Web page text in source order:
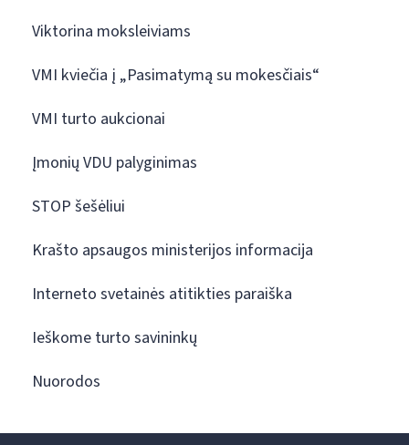
Viktorina moksleiviams
VMI kviečia į „Pasimatymą su mokesčiais“
VMI turto aukcionai
Įmonių VDU palyginimas
STOP šešėliui
Krašto apsaugos ministerijos informacija
Interneto svetainės atitikties paraiška
Ieškome turto savininkų
Nuorodos